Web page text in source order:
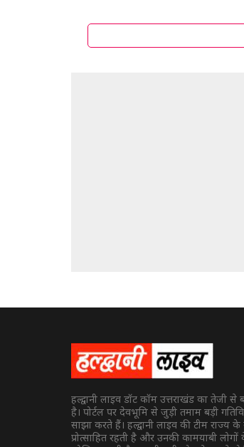
हल्द्वानी लाइव डॉट कॉम उत्तराखंड का तेजी
है। पोर्टल पर देवभूमि से जुड़ी तमाम बड़ी
साझा करते हैं। हल्द्वानी लाइव की टीम
प्रोत्साहित रहती है और उनकी कामयाबी